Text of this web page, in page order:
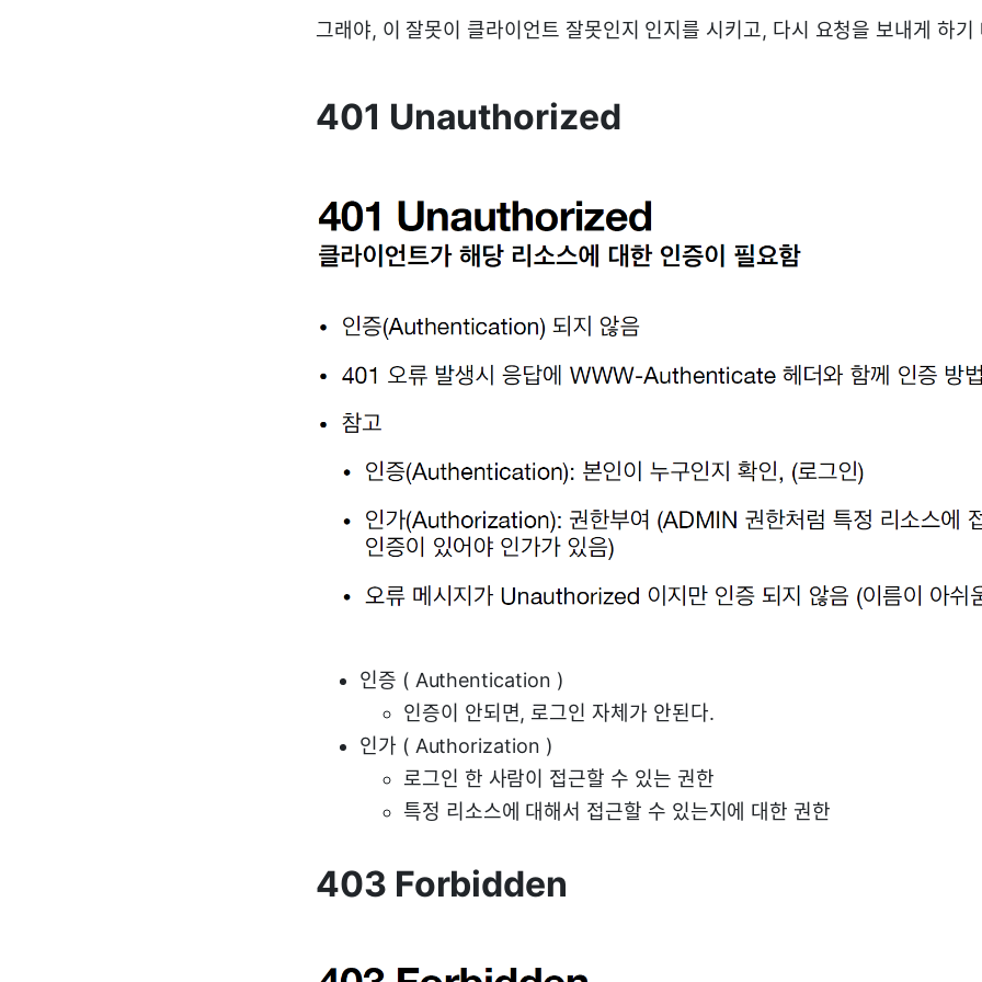
그래야, 이 잘못이 클라이언트 잘못인지 인지를 시키고, 다시 요청을 보내게 하기
401 Unauthorized
인증 ( Authentication )
인증이 안되면, 로그인 자체가 안된다.
인가 ( Authorization )
로그인 한 사람이 접근할 수 있는 권한
특정 리소스에 대해서 접근할 수 있는지에 대한 권한
403 Forbidden